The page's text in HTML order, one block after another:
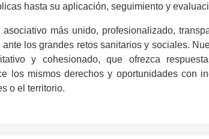
hasta su aplicación, seguimiento y
más unido, profesionalizado,
los grandes retos sanitarios y sociales.
y cohesionado, que ofrezca
los mismos derechos y oportunidades con
o el territorio.